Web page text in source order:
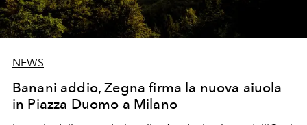
NEWS
Banani addio, Zegna firma la nuova aiuola
in Piazza Duomo a Milano